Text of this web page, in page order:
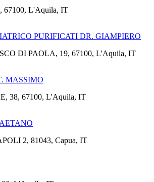
67100, L'Aquila, IT
PURIFICATI DR. GIAMPIERO
DI PAOLA, 19, 67100, L'Aquila, IT
MASSIMO
38, 67100, L'Aquila, IT
2, 81043, Capua, IT